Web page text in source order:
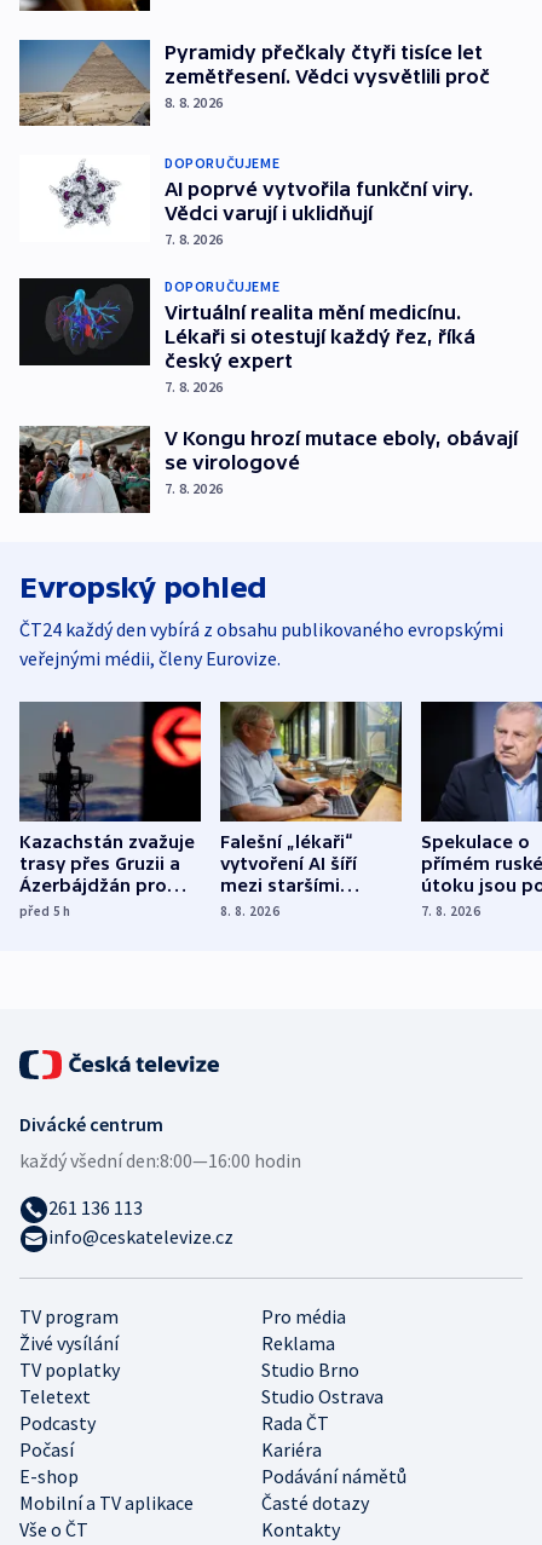
Pyramidy přečkaly čtyři tisíce let
zemětřesení. Vědci vysvětlili proč
8. 8. 2026
DOPORUČUJEME
AI poprvé vytvořila funkční viry.
Vědci varují i uklidňují
7. 8. 2026
DOPORUČUJEME
Virtuální realita mění medicínu.
Lékaři si otestují každý řez, říká
český expert
7. 8. 2026
V Kongu hrozí mutace eboly, obávají
se virologové
7. 8. 2026
Evropský pohled
ČT24 každý den vybírá z obsahu publikovaného evropskými
veřejnými médii, členy Eurovize.
Kazachstán zvažuje
trasy přes Gruzii a
Ázerbájdžán pro
vývoz ropy do
před 5h
Falešní „lékaři“
vytvoření AI šíří
mezi staršími
Poláky nebezpečné
8. 8. 2026
Spekulace o
přímém
útoku jsou
míní
7. 8. 2026
TV program
Pro média
Živé vysílání
Reklama
TV poplatky
Studio Brno
Teletext
Studio Ostrava
Podcasty
Rada ČT
Počasí
Kariéra
E-shop
Podávání námětů
Mobilní a TV aplikace
Časté dotazy
Vše o ČT
Kontakty
Divácké centrum
každý všední den:8:00—16:00 hodin
261 136 113
info@ceskatelevize.cz